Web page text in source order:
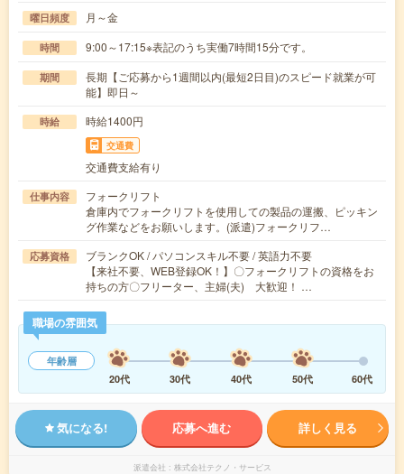
曜日頻度 月～金
時間 9:00～17:15※表記のうち実働7時間15分です。
期間
長期【ご応募から1週間以内(最短2日目)のスピード就業が可
能】即日～
時給 時給1400円
交通費
交通費支給有り
仕事内容
フォークリフト
倉庫内でフォークリフトを使用しての製品の運搬、ピッキン
グ作業などをお願いします。(派遣)フォークリフ…
応募資格
ブランクOK / パソコンスキル不要 / 英語力不要
【来社不要、WEB登録OK！】〇フォークリフトの資格をお
持ちの方〇フリーター、主婦(夫) 大歓迎！ …
職場の雰囲気
年齢層
20代
30代 40代 50代 60代
気になる! 応募へ進む 詳しく見る
派遣会社 株式会社テクノ・サービス